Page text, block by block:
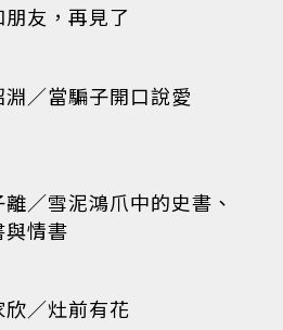
朋友，再見了
淵／當騙子開口說愛
離／雪泥鴻爪中的史書、
與情書
欣／灶前有花